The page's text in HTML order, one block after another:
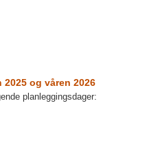
og våren 2026
planleggingsdager: